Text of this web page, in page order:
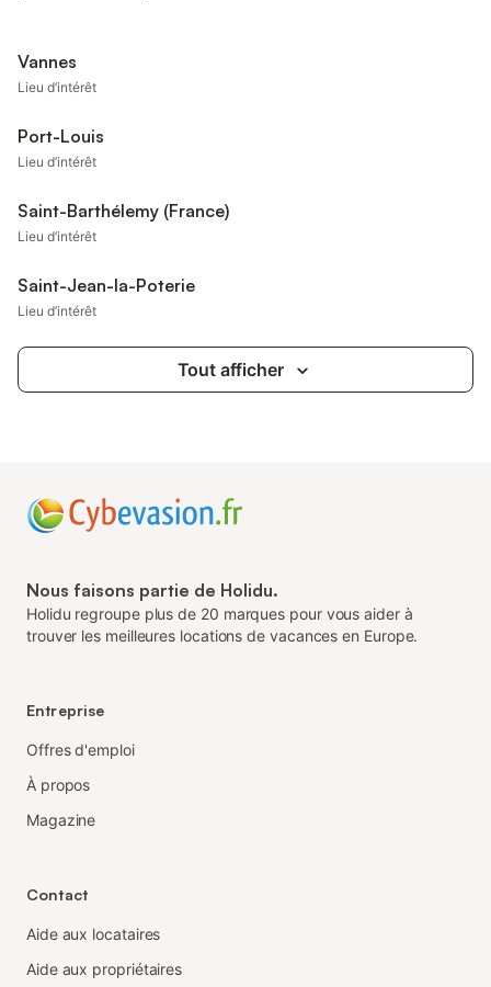
Vannes
Lieu d’intérêt
Port-Louis
Lieu d’intérêt
Saint-Barthélemy (France)
Lieu d’intérêt
Saint-Jean-la-Poterie
Lieu d’intérêt
Tout afficher
Nous faisons partie de Holidu.
Holidu regroupe plus de 20 marques pour vous aider à
trouver les meilleures locations de vacances en Europe.
Entreprise
Offres d'emploi
À propos
Magazine
Contact
Aide aux locataires
Aide aux propriétaires